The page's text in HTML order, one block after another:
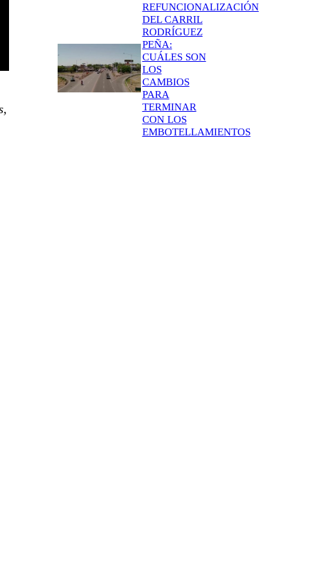
REFUNCIONALIZACIÓN
DEL CARRIL
RODRÍGUEZ
PEÑA:
CUÁLES SON
LOS
CAMBIOS
PARA
TERMINAR
CON LOS
EMBOTELLAMIENTOS